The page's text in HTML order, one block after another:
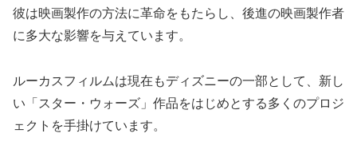
彼は映画製作の方法に革命をもたらし、後進の映画製作者
に多大な影響を与えています。
ルーカスフィルムは現在もディズニーの一部として、新し
い「スター・ウォーズ」作品をはじめとする多くのプロジ
ェクトを手掛けています。